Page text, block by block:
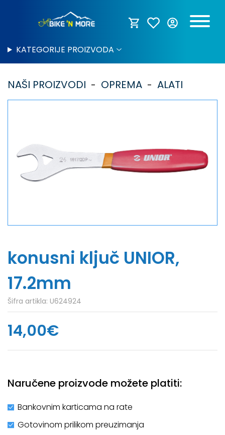
KATEGORIJE PROIZVODA
NAŠI PROIZVODI OPREMA ALATI
konusni ključ UNIOR,
17.2mm
Šifra artikla: U624924
14,00€
Naručene proizvode možete platiti:
Bankovnim karticama na rate
Gotovinom prilikom preuzimanja